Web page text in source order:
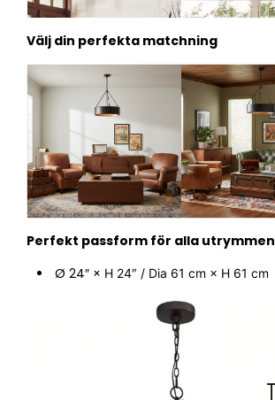
Välj din perfekta matchning
Perfekt passform för alla utrymmen
Ø 24″ × H 24″ / Dia 61 cm × H 61 cm